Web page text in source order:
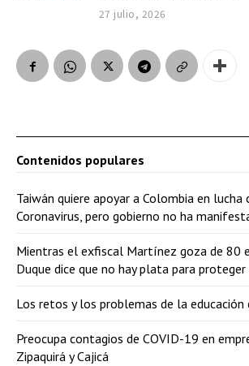
27 julio, 2026
Contenidos populares
Taiwán quiere apoyar a Colombia en lucha
Coronavirus, pero gobierno no ha
Mientras el exfiscal Martínez goza de 80
Duque dice que no hay plata para
Los retos y los problemas de la educación
Preocupa contagios de COVID-19 en
Zipaquirá y Cajicá